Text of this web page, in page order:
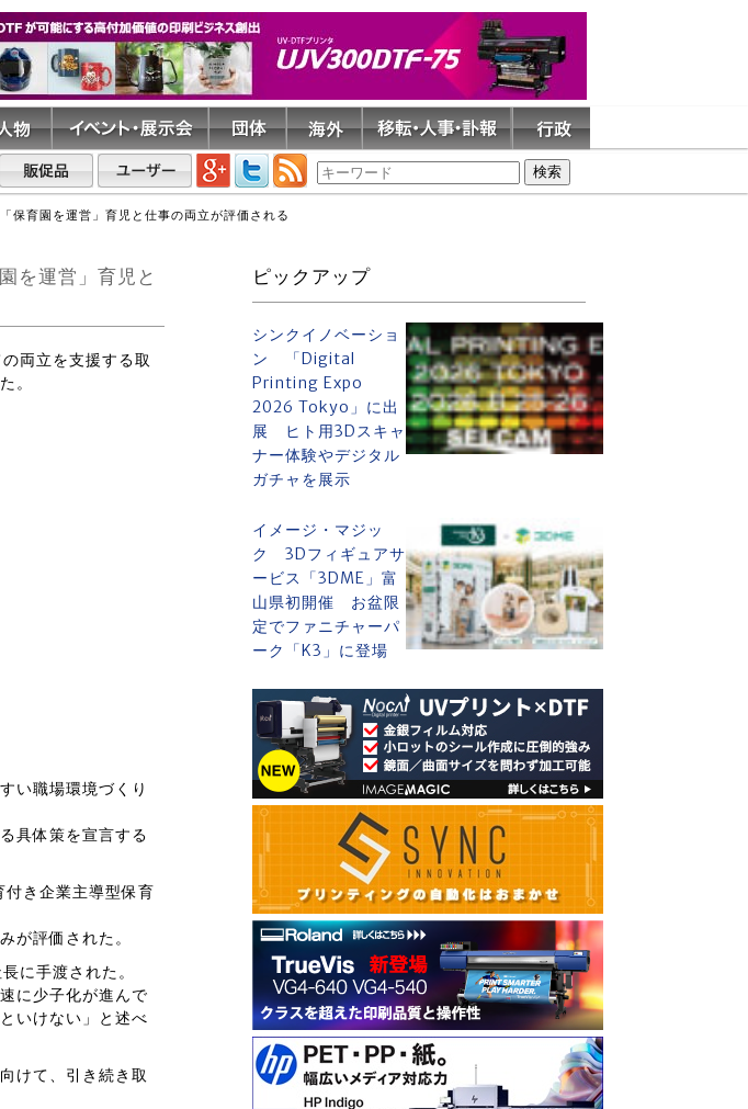
育園を運営」育児と仕事の両立が評価される
を運営」育児と
両立を支援する取
。
い職場環境づくり
具体策を宣言する
き企業主導型保育
が評価された。
に手渡された。
に少子化が進んで
いけない」と述べ
けて、引き続き取
ピックアップ
シンクイノベーショ
ン 「Digital
Printing Expo
2026 Tokyo」に出
展 ヒト用3Dスキャ
ナー体験やデジタル
ガチャを展示
イメージ・マジッ
ク 3Dフィギュアサ
ービス「3DME」富
山県初開催 お盆限
定でファニチャーパ
ーク「K3」に登場